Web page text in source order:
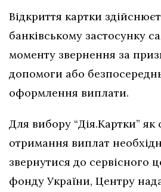
Відкриття картки
банківському застосунку
моменту звернення за
допомоги або
оформлення виплати.
Для вибору “Дія.Картки” як
отримання виплат
звернутися до сервісного
фонду України, Центру